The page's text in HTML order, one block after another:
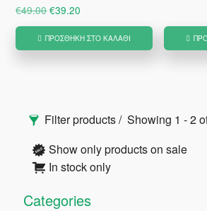
€49.00Original
price
was:
€39.20
τρέχουσα
τιμή
ΠΡΟΣΘΉΚΗ ΣΤΟ ΚΑΛΆΘΙ
Αρχική
Πλευρική
Στήλη
Filter products
Showing 1 - 2
Show only products on sale
In stock only
Categories